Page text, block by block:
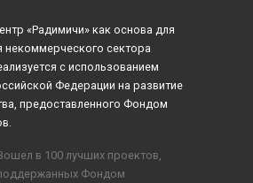
«Радимичи» как основа для
некоммерческого сектора
с использованием
Федерации на развитие
предоставленного Фондом
в 100 лучших проектов,
Фондом